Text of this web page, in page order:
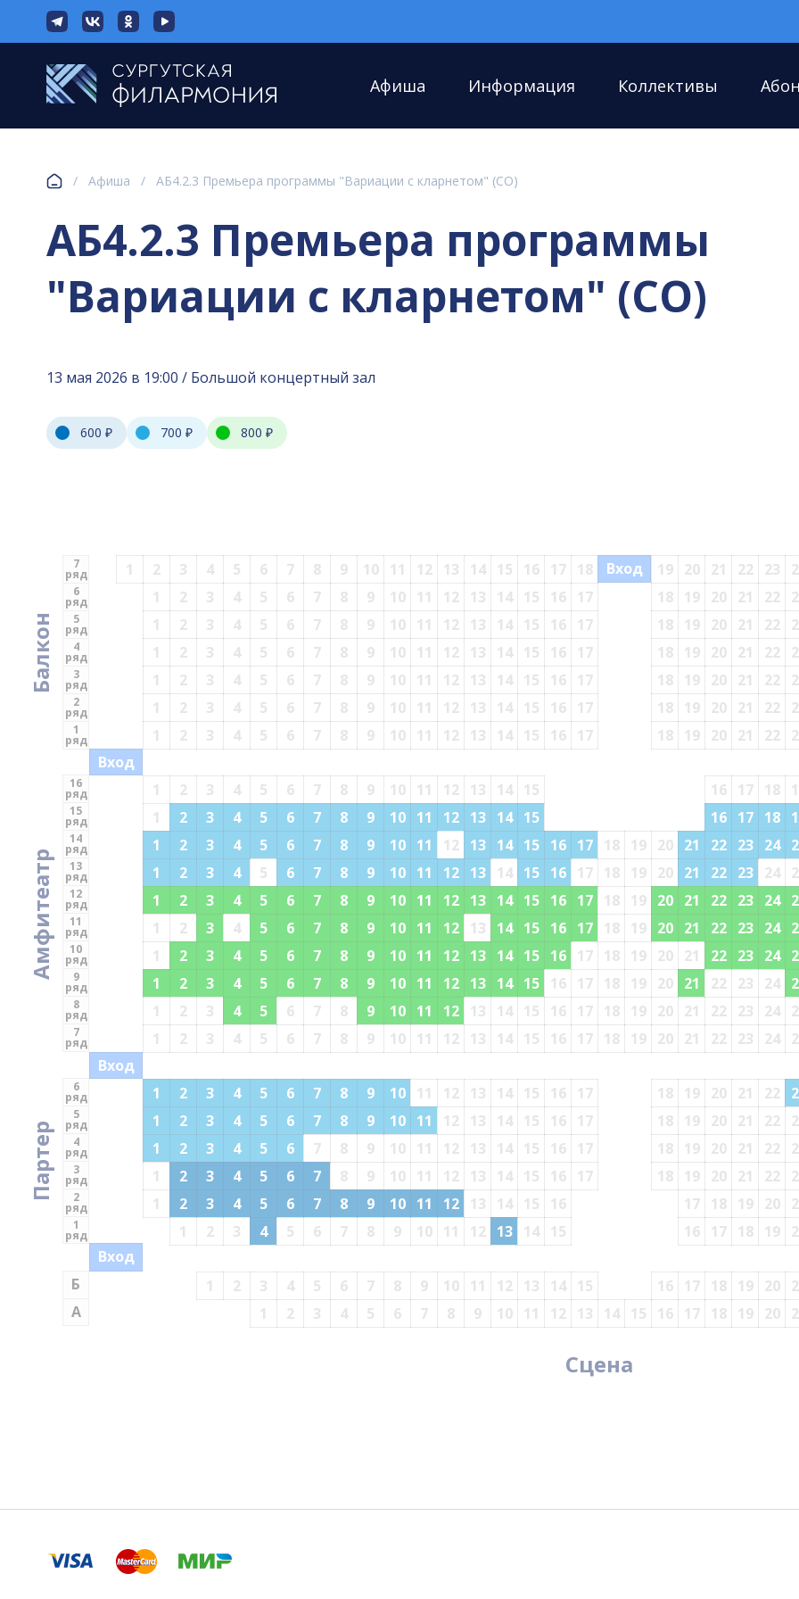
Афиша Информация Коллективы
/ Афиша / АБ4.2.3 Премьера программы "Вариации с кларнетом" (СО)
АБ4.2.3 Премьера программы
"Вариации с кларнетом" (СО)
13 мая 2026 в 19:00 / Большой концертный зал
600 ₽ 700 ₽ 800 ₽
1 2 3 4 5 6 7 8 9 10 11 12 13 14 15 16 17 18 19 20 21 22 23
1
2 3 4 5 6 7 8 9 10 11 12 13 14 15 16 17 18 19 20 21 22
1
2 3 4 5 6 7 8 9 10 11 12 13 14 15 16 17 18 19 20 21 22
1
2 3 4 5 6 7 8 9 10 11 12 13 14 15 16 17 18 19 20 21 22
1
2 3 4 5 6 7 8 9 10 11 12 13 14 15 16 17 18 19 20 21 22
1
2 3 4 5 6 7 8 9 10 11 12 13 14 15 16 17 18 19 20 21 22
1
2 3 4 5 6 7 8 9 10 11 12 13 14 15 16 17 18 19 20 21 22
1 2 3 4 5 6 7 8 9 10 11 12 13 14 15 16 17 18
1
2 3 4 5 6 7 8 9 10 11 12 13 14 15 16 17 18
1
2 3 4 5 6 7 8 9 10 11 12 13 14 15 16 17 18 19 20 21 22 23 24
1
2 3 4 5 6 7 8 9 10 11 12 13 14 15 16 17 18 19 20 21 22 23 24
1
2 3 4 5 6 7 8 9 10 11 12 13 14 15 16 17 18 19 20 21 22 23 24
1
2 3 4 5 6 7 8 9 10 11 12 13 14 15 16 17 18 19 20 21 22 23 24
1
2 3 4 5 6 7 8 9 10 11 12 13 14 15 16 17 18 19 20 21 22 23 24
1
2 3 4 5 6 7 8 9 10 11 12 13 14 15 16 17 18 19 20 21 22 23 24
1
2 3 4 5 6 7 8 9 10 11 12 13 14 15 16 17 18 19 20 21 22 23 24
1
2 3 4 5 6 7 8 9 10 11 12 13 14 15 16 17 18 19 20 21 22 23 24
1 2 3 4 5 6 7 8 9 10 11 12 13 14 15 16 17 18 19 20 21 22
1
2 3 4 5 6 7 8 9 10 11 12 13 14 15 16 17 18 19 20 21 22
1
2 3 4 5 6 7 8 9 10 11 12 13 14 15 16 17 18 19 20 21 22
1
2 3 4 5 6 7 8 9 10 11 12 13 14 15 16 17 18 19 20 21 22
1
2 3 4 5 6 7 8 9 10 11 12 13 14 15 16 17 18 19 20
1
2 3 4 5 6 7 8 9 10 11 12 13 14 15 16 17 18 19
1 2 3 4 5 6 7 8 9 10 11 12 13 14 15 16 17 18 19 20
1
2 3 4 5 6 7 8 9 10 11 12 13 14 15 16 17 18 19 20
Вход
Вход
Вход
Вход
Б
А
Балкон
7
ряд
6
ряд
5
ряд
4
ряд
3
ряд
2
ряд
1
ряд
Амфитеатр
16
ряд
15
ряд
14
ряд
13
ряд
12
ряд
11
ряд
10
ряд
9
ряд
8
ряд
7
ряд
Партер
6
ряд
5
ряд
4
ряд
3
ряд
2
ряд
1
ряд
Сцена